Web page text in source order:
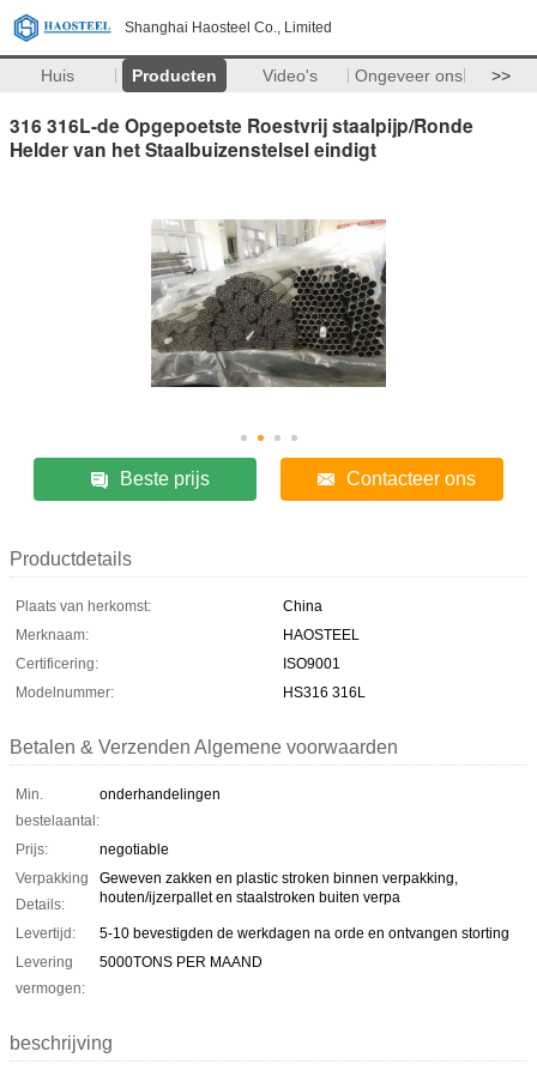
Shanghai Haosteel Co., Limited
Huis Producten Video's Ongeveer ons >>
316 316L-de Opgepoetste Roestvrij staalpijp/Ronde
Helder van het Staalbuizenstelsel eindigt
Beste prijs Contacteer ons
Productdetails
Plaats van herkomst:
China
Merknaam:
HAOSTEEL
Certificering:
ISO9001
Modelnummer:
HS316 316L
Betalen & Verzenden Algemene voorwaarden
Min.
bestelaantal:
onderhandelingen
Prijs:
negotiable
Verpakking
Details:
Geweven zakken en plastic stroken binnen verpakking,
houten/ijzerpallet en staalstroken buiten verpa
Levertijd:
5-10 bevestigden de werkdagen na orde en ontvangen storting
Levering
vermogen:
5000TONS PER MAAND
beschrijving